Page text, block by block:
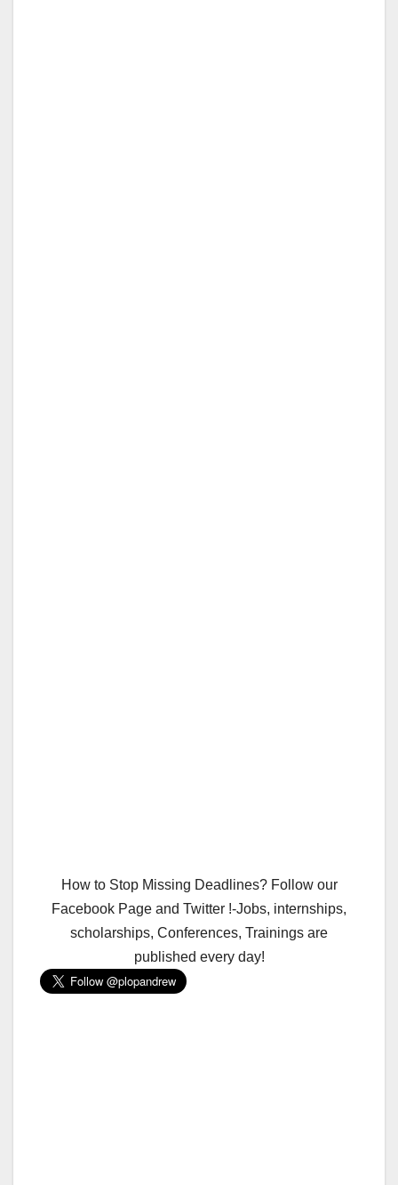
How to Stop Missing Deadlines? Follow our
Facebook Page and Twitter !-Jobs, internships,
scholarships, Conferences, Trainings are
published every day!